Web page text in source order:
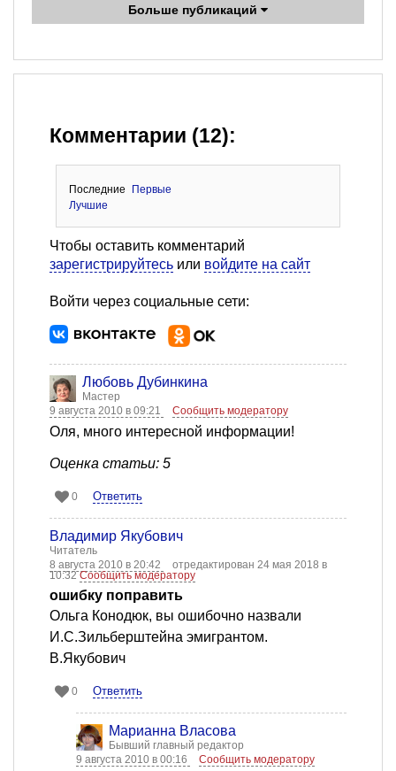
Больше публикаций
Комментарии (12):
Последние
Первые
Лучшие
Чтобы оставить комментарий
зарегистрируйтесь или войдите на сайт
Войти через социальные сети:
Любовь Дубинкина
Мастер
9 августа 2010 в 09:21
Сообщить модератору
Оля, много интересной информации!
Оценка статьи: 5
0 Ответить
Владимир Якубович
Читатель
8 августа 2010 в 20:42
отредактирован 24 мая 2018 в
10:32Сообщить модератору
ошибку поправить
Ольга Конодюк, вы ошибочно назвали
И.С.Зильберштейна эмигрантом.
В.Якубович
0 Ответить
Марианна Власова
Бывший главный редактор
9 августа 2010 в 00:16
Сообщить модератору